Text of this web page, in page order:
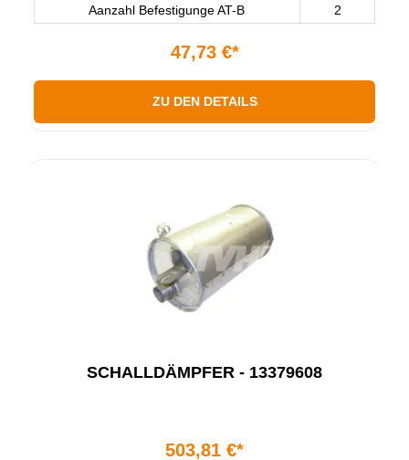
Aanzahl Befestigunge AT-B 2
47,73 €*
ZU DEN DETAILS
SCHALLDÄMPFER - 13379608
503,81 €*